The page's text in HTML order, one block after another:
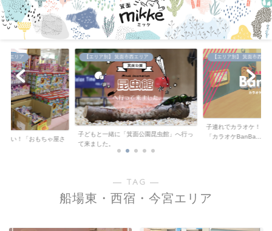
。
央エリア
安い！「おもちゃ屋さ
【エリア別】 箕面市西エリア
子どもと一緒に「箕面公園昆虫館」へ行っ
て来ました。
【エリア別】 箕面市西エ
子連れでカラオケ！キ
「カラオケBanBa...
― TAG ―
船場東・西宿・今宮エリア